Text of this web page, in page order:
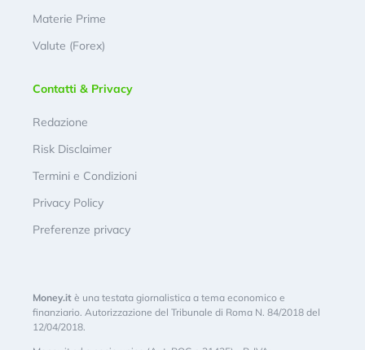
Materie Prime
Valute (Forex)
Contatti & Privacy
Redazione
Risk Disclaimer
Termini e Condizioni
Privacy Policy
Preferenze privacy
Money.it è una testata giornalistica a tema economico e
finanziario. Autorizzazione del Tribunale di Roma N. 84/2018 del
12/04/2018.